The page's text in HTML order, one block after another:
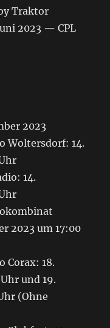
Traktor
2023 — CPL
2023
Woltersdorf: 14.
14.
2023 um 17:00
Corax: 18.
und 19.
(Ohne